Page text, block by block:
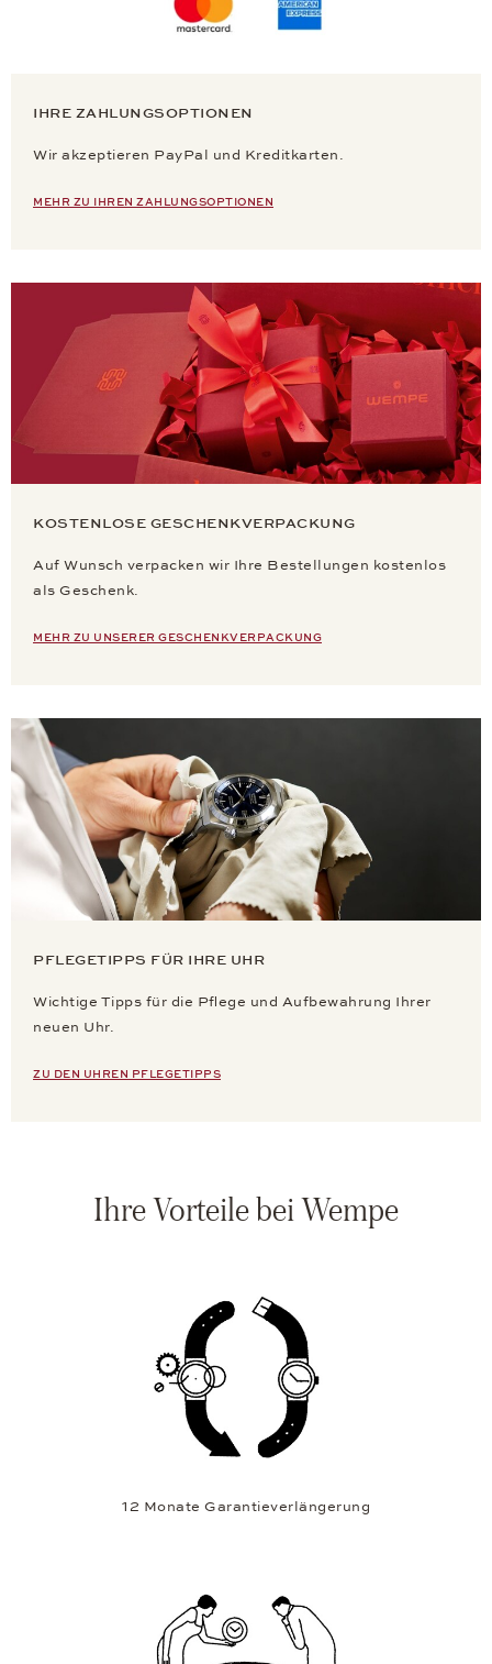
IHRE ZAHLUNGSOPTIONEN
Wir akzeptieren PayPal und Kreditkarten.
MEHR ZU IHREN ZAHLUNGSOPTIONEN
KOSTENLOSE GESCHENKVERPACKUNG
Auf Wunsch verpacken wir Ihre Bestellungen kostenlos
als Geschenk.
MEHR ZU UNSERER GESCHENKVERPACKUNG
PFLEGETIPPS FÜR IHRE UHR
Wichtige Tipps für die Pflege und Aufbewahrung Ihrer
neuen Uhr.
ZU DEN UHREN PFLEGETIPPS
Ihre Vorteile bei Wempe
12 Monate Garantieverlängerung